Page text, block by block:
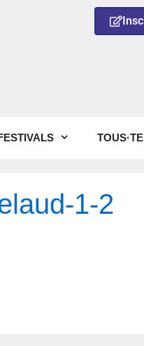
1-2